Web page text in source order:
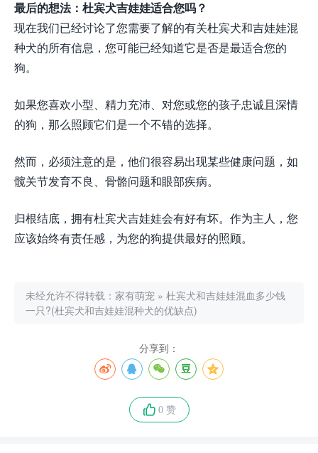
最后的想法：杜宾犬吉娃娃适合您吗？
现在我们已经讨论了您需要了解的有关杜宾犬和吉娃娃混
种犬的所有信息，您可能已经知道它是否是最适合您的
狗。
如果您喜欢小型、精力充沛、对您或您的孩子忠诚且深情
的狗，那么照顾它们是一个不错的选择。
然而，必须注意的是，他们很容易出现某些健康问题，如
髋关节发育不良、骨骼问题和眼部疾病。
归根结底，拥有杜宾犬吉娃娃会有好有坏。作为主人，您
应该始终有责任感，为您的狗提供最好的照顾。
未经允许不得转载： 家有萌宠 » 杜宾犬和吉娃娃混血多少钱
一只?(杜宾犬和吉娃娃混种犬的优缺点)
分享到：
0 赞